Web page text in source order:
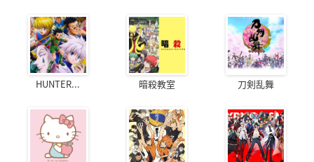
HUNTER... 暗殺教室 刀剣乱舞